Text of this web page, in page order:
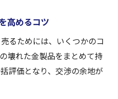
高めるコツ
るためには、いくつかのコ
壊れた金製品をまとめて持
評価となり、交渉の余地が